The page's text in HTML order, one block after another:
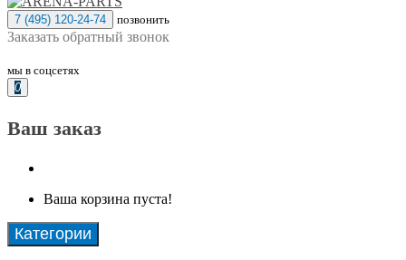
7 (495) 120-24-74 позвонить
Заказать обратный звонок
мы в соцсетях
0
Ваш заказ
Ваша корзина пуста!
Категории